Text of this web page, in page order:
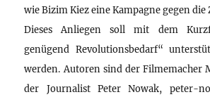
wie Bizim Kiez eine Kampagne gegen
Dieses Anliegen soll mit dem
genügend Revolutionsbedarf“
werden. Autoren sind der Filmemacher
der Journalist Peter Nowak, peter-